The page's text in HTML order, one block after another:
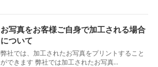
お写真をお客様ご自身で加工される場合
について
弊社では、加工されたお写真をプリントすること
ができます 弊社では加工されたお写真...